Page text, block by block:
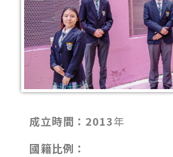
成立時間：2013年
國籍比例：